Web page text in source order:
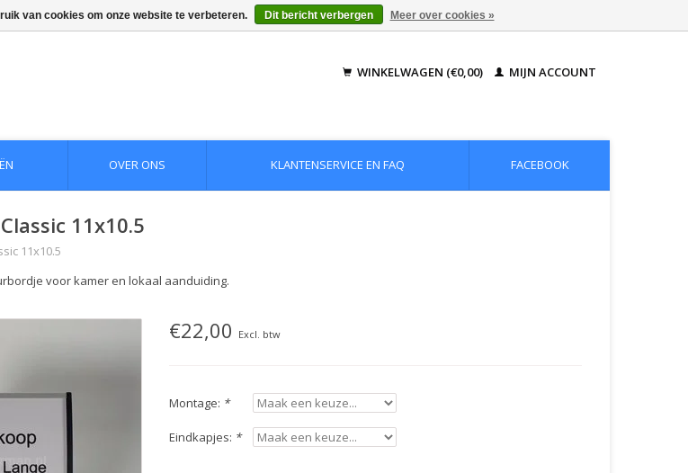
WINKELWAGEN (€0,00) MIJN ACCOUNT
OVER ONS KLANTENSERVICE EN FAQ FACEBOOK
11x10.5
11x10.5
voor kamer en lokaal aanduiding.
€22,00 Excl. btw
Montage: *
Eindkapjes: *
van cookies om onze website te verbeteren. Dit bericht verbergen Meer over cookies »